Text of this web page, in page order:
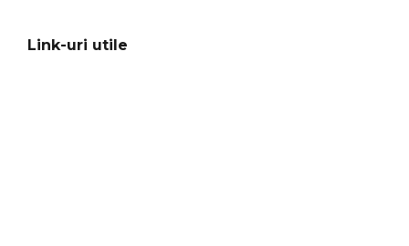
Link-uri utile